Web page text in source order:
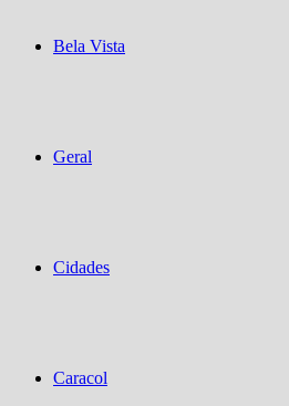
Bela Vista
Geral
Cidades
Caracol